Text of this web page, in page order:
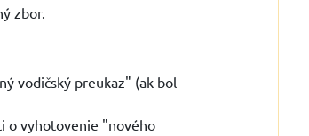
zbor.
vodičský preukaz" (ak bol
o vyhotovenie "nového